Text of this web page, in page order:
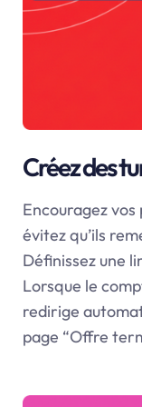
Créez des
Encouragez
évitez qu’ils
Définissez une
Lorsque le
redirige
page “Offre